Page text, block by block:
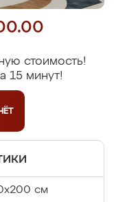
стоимость!
15 минут!
см